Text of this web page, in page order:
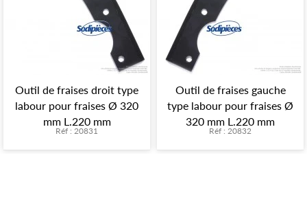
Outil de fraises droit type
labour pour fraises Ø 320
mm L.220 mm
Réf : 20831
Outil de fraises gauche
type labour pour fraises Ø
320 mm L.220 mm
Réf : 20832